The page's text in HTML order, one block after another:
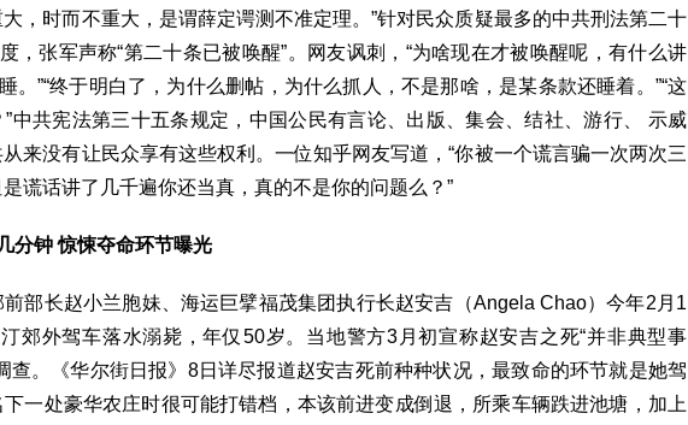
，时而不重大，是谓薛定谔测不准定理。”针对民众质疑最多的中共刑法第二十
，张军声称“第二十条已被唤醒”。网友讽刺，“为啥现在才被唤醒呢，有什么讲
。”“终于明白了，为什么删帖，为什么抓人，不是那啥，是某条款还睡着。”“这
”中共宪法第三十五条规定，中国公民有言论、出版、集会、结社、游行、 示威
来没有让民众享有这些权利。一位知乎网友写道，“你被一个谎言骗一次两次三
谎话讲了几千遍你还当真，真的不是你的问题么？”
分钟 惊悚夺命环节曝光
长赵小兰胞妹、海运巨擘福茂集团执行长赵安吉（Angela Chao）今年2月1
郊外驾车落水溺毙，年仅50岁。当地警方3月初宣称赵安吉之死“并非典型事
查。《华尔街日报》8日详尽报道赵安吉死前种种状况，最致命的环节就是她驾
一处豪华农庄时很可能打错档，本该前进变成倒退，所乘车辆跌进池塘，加上